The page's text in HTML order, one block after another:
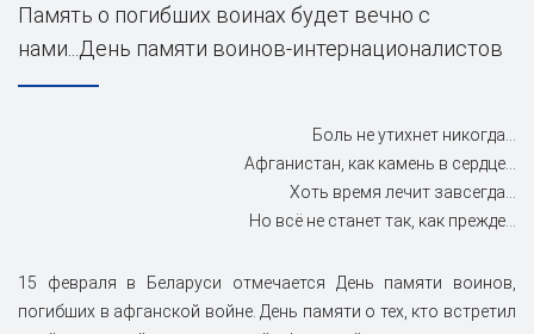
Память о погибших воинах будет вечно с
нами...День памяти воинов-интернационалистов
Боль не утихнет никогда…
Афганистан, как камень в сердце…
Хоть время лечит завсегда…
Но всё не станет так, как прежде...
15 февраля в Беларуси отмечается День памяти воинов,
погибших в афганской войне. День памяти о тех, кто встретил